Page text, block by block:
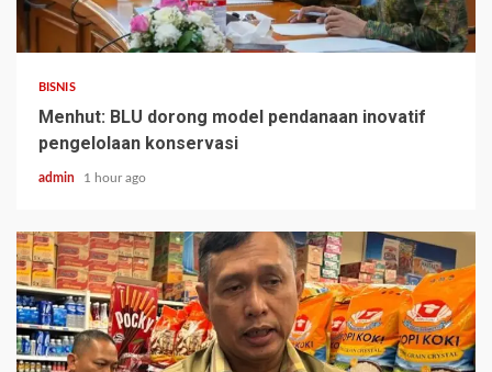
BISNIS
Menhut: BLU dorong model pendanaan inovatif
pengelolaan konservasi
admin 1 hour ago